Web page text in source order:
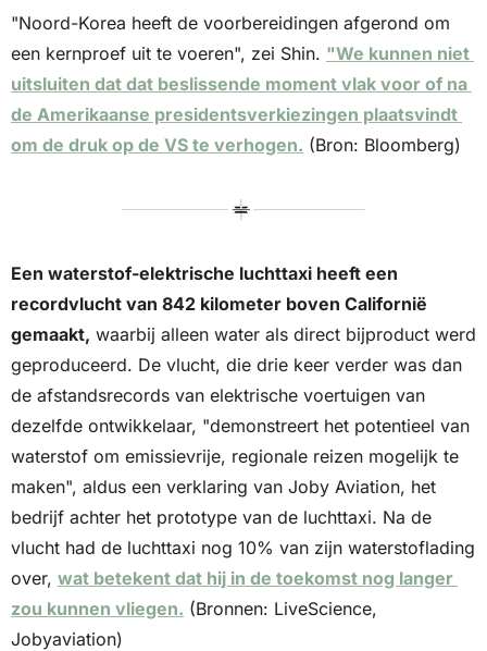
"Noord-Korea heeft de voorbereidingen afgerond om
een kernproef uit te voeren", zei Shin. "We kunnen niet
uitsluiten dat dat beslissende moment vlak voor of na
de Amerikaanse presidentsverkiezingen plaatsvindt
om de druk op de VS te verhogen. (Bron: Bloomberg)
Een waterstof-elektrische luchttaxi heeft een
recordvlucht van 842 kilometer boven Californië
gemaakt, waarbij alleen water als direct bijproduct werd
geproduceerd. De vlucht, die drie keer verder was dan
de afstandsrecords van elektrische voertuigen van
dezelfde ontwikkelaar, "demonstreert het potentieel van
waterstof om emissievrije, regionale reizen mogelijk te
maken", aldus een verklaring van Joby Aviation, het
bedrijf achter het prototype van de luchttaxi. Na de
vlucht had de luchttaxi nog 10% van zijn waterstoflading
over, wat betekent dat hij in de toekomst nog langer
zou kunnen vliegen. (Bronnen: LiveScience,
Jobyaviation)